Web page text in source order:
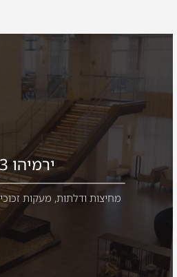
ירמיהו 33
מחיצות ודלתות, מעקות